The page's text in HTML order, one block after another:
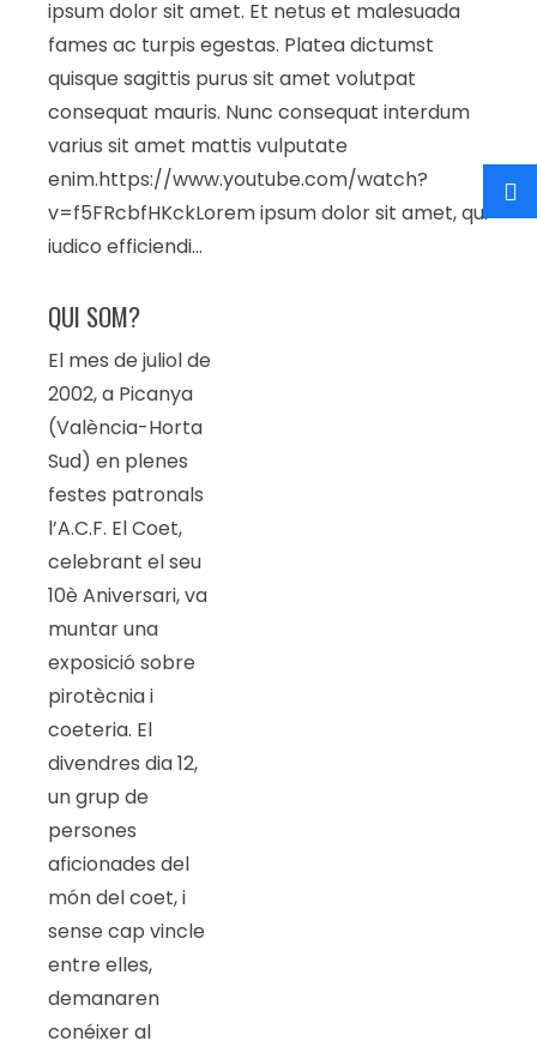
ipsum dolor sit amet. Et netus et malesuada
fames ac turpis egestas. Platea dictumst
quisque sagittis purus sit amet volutpat
consequat mauris. Nunc consequat interdum
varius sit amet mattis vulputate
enim.https://www.youtube.com/watch?
v=f5FRcbfHKckLorem ipsum dolor sit amet, qui
iudico efficiendi…
QUI SOM?
El mes de juliol de
2002, a Picanya
(València-Horta
Sud) en plenes
festes patronals
l’A.C.F. El Coet,
celebrant el seu
10è Aniversari, va
muntar una
exposició sobre
pirotècnia i
coeteria. El
divendres dia 12,
un grup de
persones
aficionades del
món del coet, i
sense cap vincle
entre elles,
demanaren
conéixer al